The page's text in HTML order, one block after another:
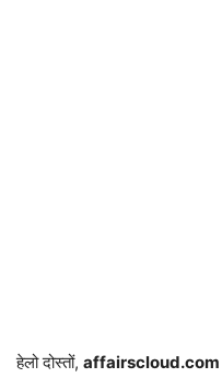
हेलो दोस्तों, affairscloud.com